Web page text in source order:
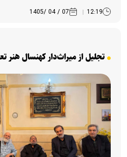
12:19
07 / 04 /1405
تجلیل از میراث‌دار کهنسال هنر